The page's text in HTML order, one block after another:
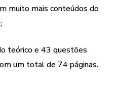
Matérias para concursos e
muito mais conteúdos do
teórico e 43 questões
um total de 74 páginas.